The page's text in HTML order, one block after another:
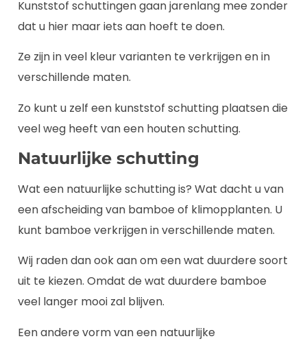
Kunststof schuttingen gaan jarenlang mee zonder
dat u hier maar iets aan hoeft te doen.
Ze zijn in veel kleur varianten te verkrijgen en in
verschillende maten.
Zo kunt u zelf een kunststof schutting plaatsen die
veel weg heeft van een houten schutting.
Natuurlijke schutting
Wat een natuurlijke schutting is? Wat dacht u van
een afscheiding van bamboe of klimopplanten. U
kunt bamboe verkrijgen in verschillende maten.
Wij raden dan ook aan om een wat duurdere soort
uit te kiezen. Omdat de wat duurdere bamboe
veel langer mooi zal blijven.
Een andere vorm van een natuurlijke